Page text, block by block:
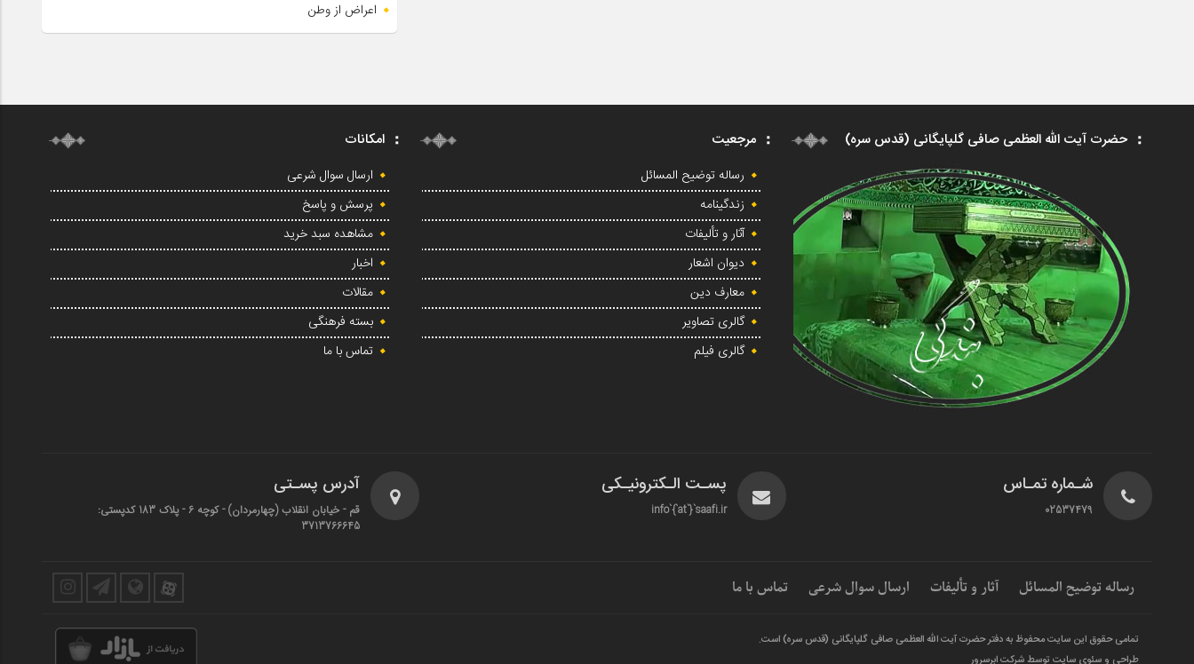
اعراض از وطن
حضرت آیت الله العظمی صافی گلپایگانی (قدس سره) مرجعیت
رساله توضیح المسائل
زندگینامه
آثار و تألیفات
دیوان اشعار
معارف دین
گالری تصاویر
گالری فیلم
امکانات
ارسال سوال شرعی
پرسش و پاسخ
مشاهده سبد خرید
اخبار
مقالات
بسته فرهنگی
تماس با ما
شـماره تمـاس
02537479
پسـت الـکترونیـکی
info`{`at`}`saafi.ir
آدرس پسـتی
قم - خیابان انقلاب (چهارمردان)‌ - کوچه 6 - پلاک 183 کدپستی:
3713766645
رساله توضیح المسائل آثار و تألیفات ارسال سوال شرعی تماس با ما
تمامی حقوق این سایت محفوظ به دفتر حضرت آیت الله العظمی صافی گلپایگانی (قدس سره) است.
طراحی و سئوی سایت توسط شرکت ابرسرور